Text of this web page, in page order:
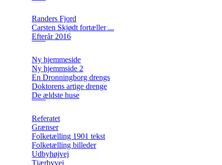
Randers Fjord
Carsten Skjødt fortæller ...
Efterår 2016
Ny hjemmeside
Ny hjemmside 2
En Dronningborg drengs
Doktorens artige drenge
De ældste huse
Referatet
Grænser
Folketælling 1901 tekst
Folketælling billeder
Udbyhøjvej
Tjærbyvej